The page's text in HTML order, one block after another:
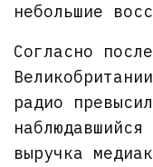
небольшие
Согласно
радио
выручка